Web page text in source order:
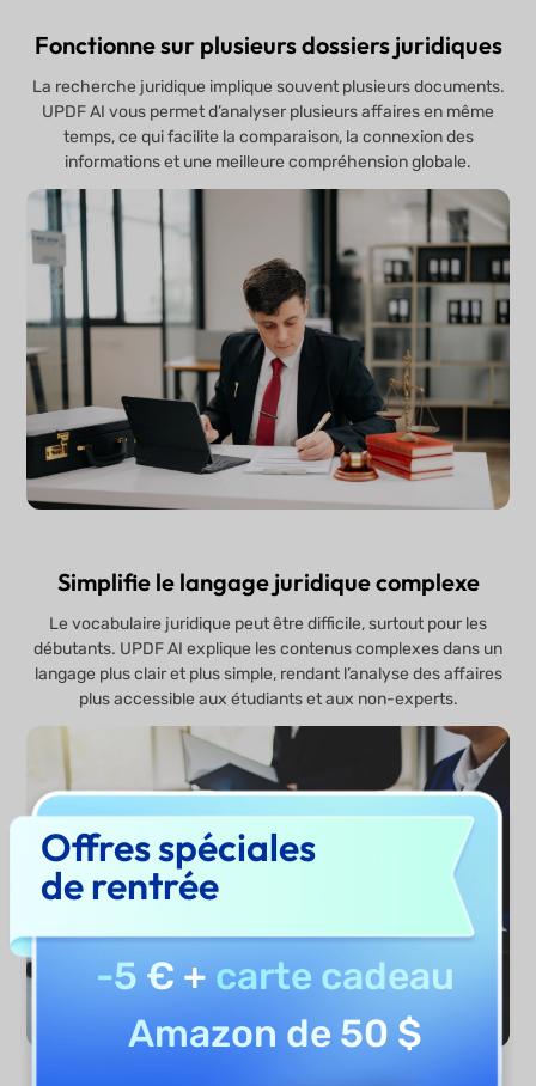
Fonctionne sur plusieurs dossiers juridiques
La recherche juridique implique souvent plusieurs documents.
UPDF AI vous permet d’analyser plusieurs affaires en même
temps, ce qui facilite la comparaison, la connexion des
informations et une meilleure compréhension globale.
Simplifie le langage juridique complexe
Le vocabulaire juridique peut être difficile, surtout pour les
débutants. UPDF AI explique les contenus complexes dans un
langage plus clair et plus simple, rendant l’analyse des affaires
plus accessible aux étudiants et aux non-experts.
Offres spéciales
de rentrée
-5 € + carte cadeau
Amazon de 50 $